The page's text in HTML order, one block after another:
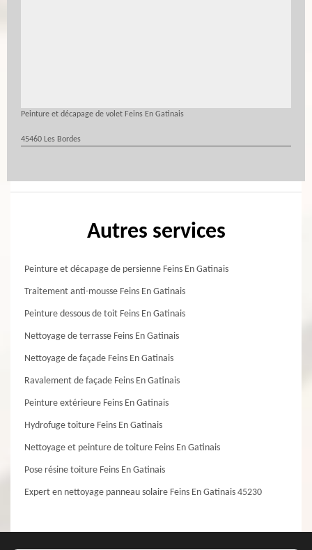
Peinture et décapage de volet Feins En Gatinais
45460 Les Bordes
Autres services
Peinture et décapage de persienne Feins En Gatinais
Traitement anti-mousse Feins En Gatinais
Peinture dessous de toit Feins En Gatinais
Nettoyage de terrasse Feins En Gatinais
Nettoyage de façade Feins En Gatinais
Ravalement de façade Feins En Gatinais
Peinture extérieure Feins En Gatinais
Hydrofuge toiture Feins En Gatinais
Nettoyage et peinture de toiture Feins En Gatinais
Pose résine toiture Feins En Gatinais
Expert en nettoyage panneau solaire Feins En Gatinais 45230